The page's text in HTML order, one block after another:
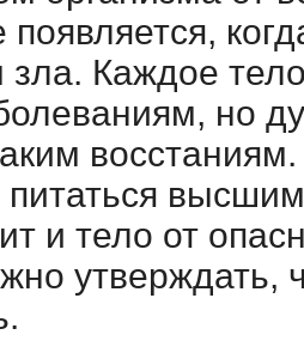
зла. Каждое
но
питаться
и тело от
утверждать,